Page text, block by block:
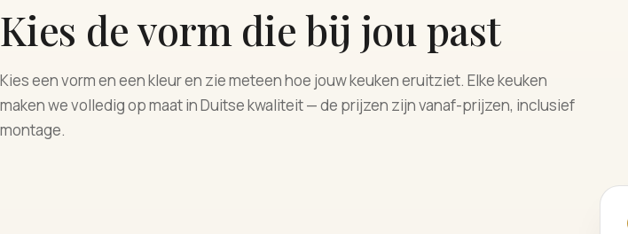
Kies de vorm die bij jou past
Kies een vorm en een kleur en zie meteen hoe jouw keuken eruitziet. Elke keuken
maken we volledig op maat in Duitse kwaliteit — de prijzen zijn vanaf-prijzen, inclusief
montage.